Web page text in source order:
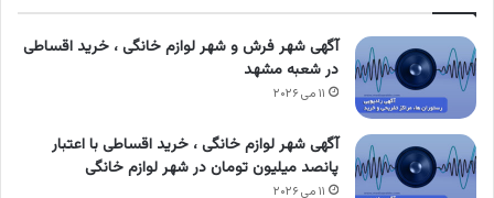
آگهی شهر فرش و شهر لوازم خانگی ، خرید اقساطی
در شعبه مشهد
۱۱ می ۲۰۲۶
آگهی شهر لوازم خانگی ، خرید اقساطی با اعتبار
پانصد میلیون تومان در شهر لوازم خانگی
۱۱ می ۲۰۲۶